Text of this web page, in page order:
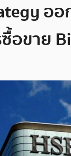
อ
อขาย